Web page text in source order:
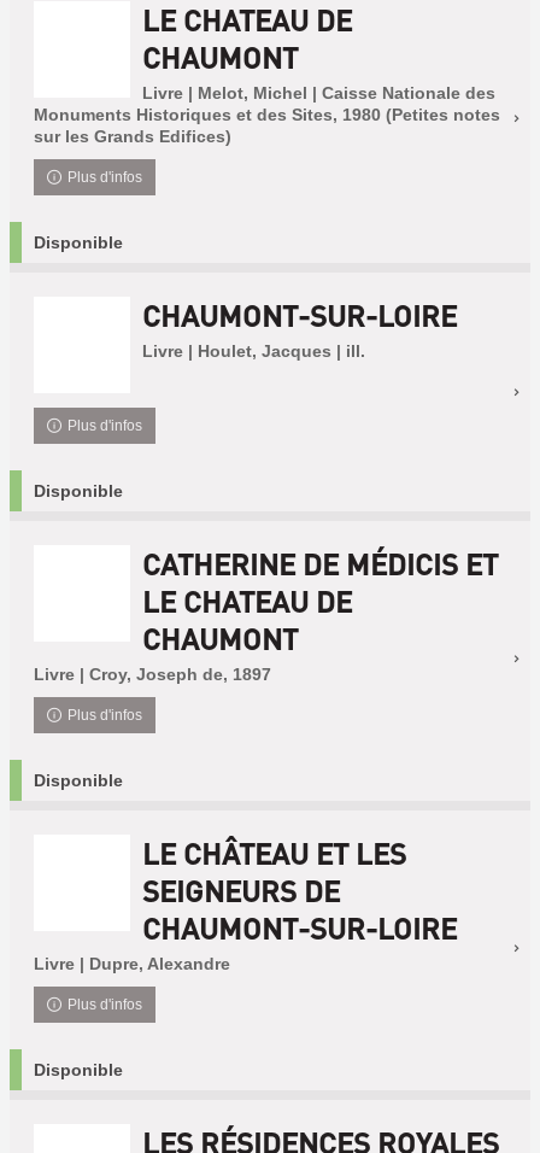
LE CHATEAU DE
CHAUMONT
Livre | Melot, Michel | Caisse Nationale des
Monuments Historiques et des Sites, 1980 (Petites notes
sur les Grands Edifices)
Plus d'infos
Disponible
CHAUMONT-SUR-LOIRE
Livre | Houlet, Jacques | ill.
Plus d'infos
Disponible
CATHERINE DE MÉDICIS ET
LE CHATEAU DE
CHAUMONT
Livre | Croy, Joseph de, 1897
Plus d'infos
Disponible
LE CHÂTEAU ET LES
SEIGNEURS DE
CHAUMONT-SUR-LOIRE
Livre | Dupre, Alexandre
Plus d'infos
Disponible
LES RÉSIDENCES ROYALES